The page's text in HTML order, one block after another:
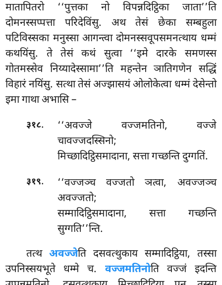
मातापितरो ‘‘पुत्तका नो विपन्नदिट्ठिका जाता’’ति
दोमनस्सप्पत्ता परिदेविंसु. अथ तेसं छेका सम्बहुला
पटिविस्सका मनुस्सा आगन्त्वा दोमनस्सवूपसमनत्थाय धम्मं
कथयिंसु. ते तेसं कथं सुत्वा ‘‘इमे दारके समणस्स
गोतमस्सेव निय्यादेस्सामा’’ति महन्तेन ञातिगणेन सद्धिं
विहारं नयिंसु. सत्था तेसं अज्झासयं ओलोकेत्वा धम्मं देसेन्तो
इमा गाथा अभासि –
३१८.
‘‘अवज्जे वज्जमतिनो, वज्जे
चावज्जदस्सिनो;
मिच्छादिट्ठिसमादाना, सत्ता गच्छन्ति दुग्गतिं.
३१९.
‘‘वज्जञ्च वज्जतो ञत्वा, अवज्जञ्च
अवज्जतो;
सम्मादिट्ठिसमादाना, सत्ता गच्छन्ति
सुग्गति’’न्ति.
तत्थ अवज्जेति दसवत्थुकाय सम्मादिट्ठिया, तस्सा
उपनिस्सयभूते धम्मे च. वज्जमतिनोति वज्जं इदन्ति